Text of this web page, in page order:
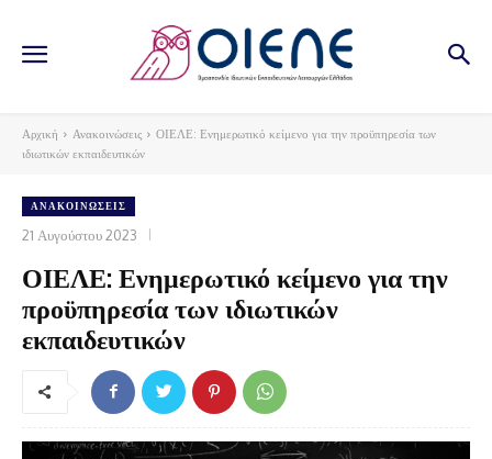
Αρχική Ανακοινώσεις
ΟΙΕΛΕ: Ενημερωτικό κείμενο για την προϋπηρεσία των
ιδιωτικών εκπαιδευτικών
ΑΝΑΚΟΙΝΏΣΕΙΣ
21 Αυγούστου 2023
ΟΙΕΛΕ: Ενημερωτικό κείμενο για την
προϋπηρεσία των ιδιωτικών
εκπαιδευτικών